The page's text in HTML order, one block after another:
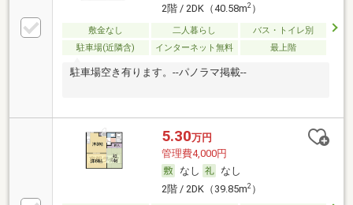
2階 / 2DK（40.58m2）
敷金なし 二人暮らし
バス・トイレ別
駐車場(近隣含)
インターネット無料 最上階
駐車場空き有ります。--パノラマ掲載--
5.30万円
管理費4,000円
なし
なし
2階 / 2DK（39.85m2）